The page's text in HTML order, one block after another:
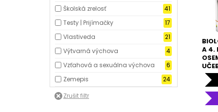
Školská zrelosť
41
Testy | Prijímačky
17
Vlastiveda
21
Výtvarná výchova
4
Vzťahová a sexuálna výchova
6
Zemepis
24
A 4.